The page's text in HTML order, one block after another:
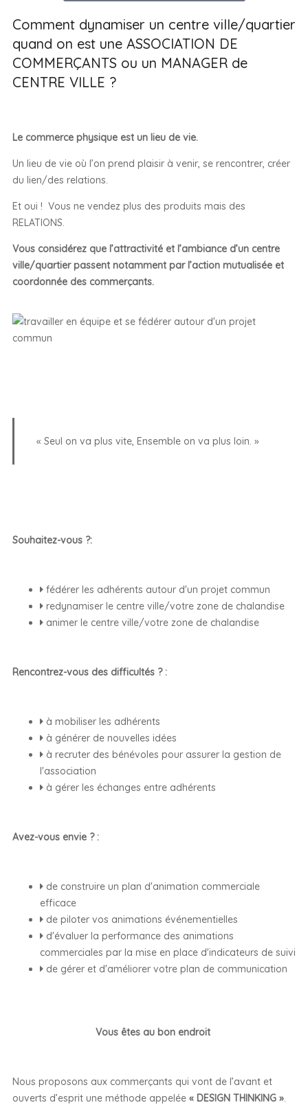
Comment dynamiser un centre ville/quartier
quand on est une ASSOCIATION DE
COMMERÇANTS ou un MANAGER de
CENTRE VILLE ?
Le commerce physique est un lieu de vie.
Un lieu de vie où l’on prend plaisir à venir, se rencontrer, créer
du lien/des relations.
Et oui ! Vous ne vendez plus des produits mais des
RELATIONS.
Vous considérez que l’attractivité et l’ambiance d’un centre
ville/quartier passent notamment par l’action mutualisée et
coordonnée des commerçants.
« Seul on va plus vite, Ensemble on va plus loin. »
Souhaitez-vous ?:
fédérer les adhérents autour d'un projet commun
redynamiser le centre ville/votre zone de chalandise
animer le centre ville/votre zone de chalandise
Rencontrez-vous des difficultés ? :
à mobiliser les adhérents
à générer de nouvelles idées
à recruter des bénévoles pour assurer la gestion de
l'association
à gérer les échanges entre adhérents
Avez-vous envie ? :
de construire un plan d'animation commerciale
efficace
de piloter vos animations événementielles
d'évaluer la performance des animations
commerciales par la mise en place d'indicateurs de suivi
de gérer et d'améliorer votre plan de communication
Vous êtes au bon endroit
Nous proposons aux commerçants qui vont de l’avant et
ouverts d’esprit une méthode appelée « DESIGN THINKING ».